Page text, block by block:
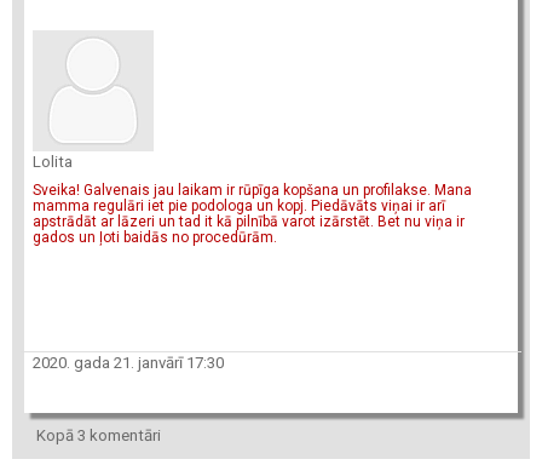
Lolita
Sveika! Galvenais jau laikam ir rūpīga kopšana un profilakse. Mana
mamma regulāri iet pie podologa un kopj. Piedāvāts viņai ir arī
apstrādāt ar lāzeri un tad it kā pilnībā varot izārstēt. Bet nu viņa ir
gados un ļoti baidās no procedūrām.
2020. gada 21. janvārī 17:30
Kopā 3 komentāri